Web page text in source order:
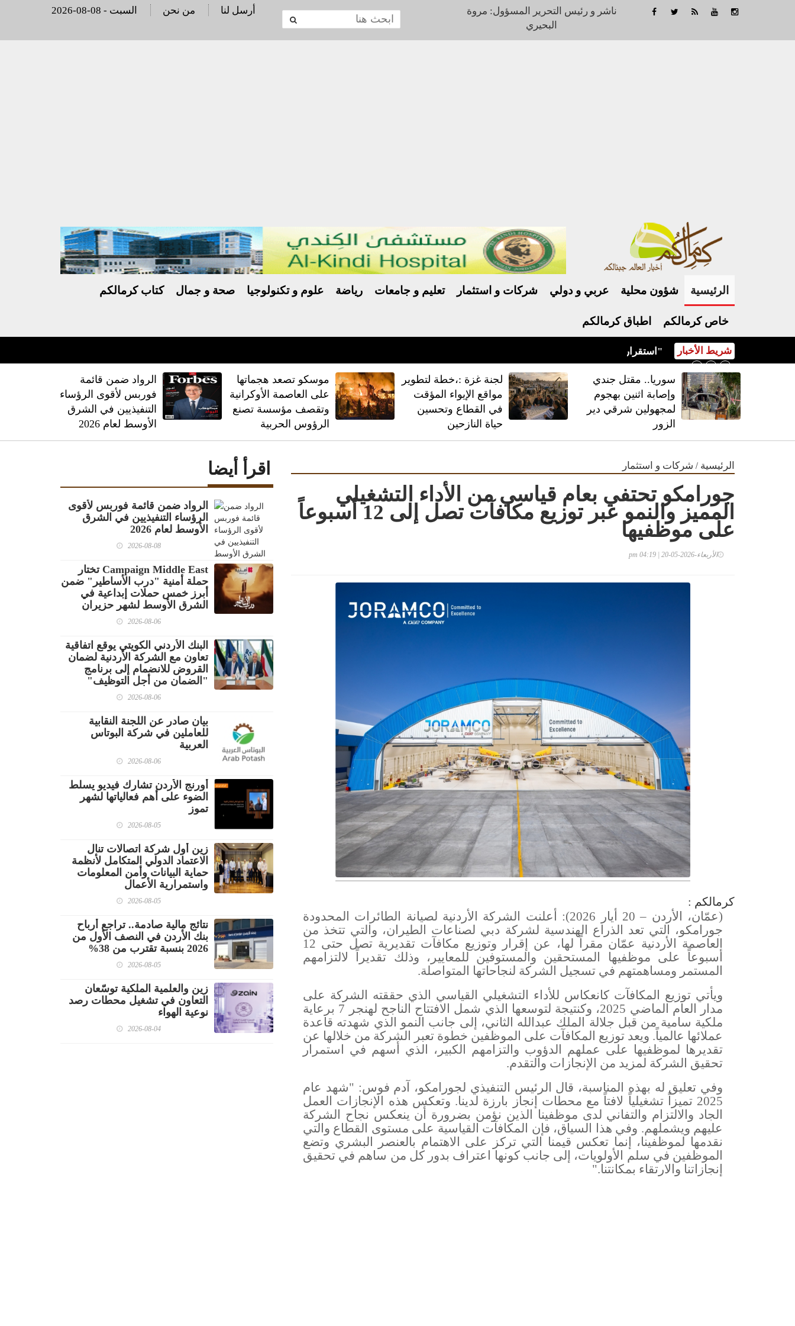
ناشر و رئيس التحرير المسؤول: مروة
البحيري
2026-08-08 - السبت من نحن أرسل لنا
الرئيسية شؤون محلية عربي و دولي شركات و استثمار تعليم و جامعات رياضة علوم و تكنولوجيا صحة و جمال كتاب كرمالكم
خاص كرمالكم اطباق كرمالكم
شريط الأخبار استقرار أسعار أصناف عديدة من الخضار مع ورود كميات وافرة إلى "السوق المركزي"
سوريا.. مقتل جندي
وإصابة اثنين بهجوم
لمجهولين شرقي دير
الزور
لجنة غزة :،خطة لتطوير
مواقع الإيواء المؤقت
في القطاع وتحسين
حياة النازحين
موسكو تصعد هجماتها
على العاصمة الأوكرانية
وتقصف مؤسسة تصنع
الرؤوس الحربية
الرواد ضمن قائمة
فوربس لأقوى الرؤساء
التنفيذيين في الشرق
الأوسط لعام 2026
الرئيسية / شركات و استثمار
جورامكو تحتفي بعام قياسي من الأداء التشغيلي
المميز والنمو عبر توزيع مكافآت تصل إلى 12 أسبوعاً
على موظفيها
الأربعاء-2026-05-20 | 04:19 pm
كرمالكم :
(عمّان، الأردن – 20 أيار 2026): أعلنت الشركة الأردنية لصيانة الطائرات المحدودة
جورامكو، التي تعد الذراع الهندسية لشركة دبي لصناعات الطيران، والتي تتخذ من
العاصمة الأردنية عمّان مقراً لها، عن إقرار وتوزيع مكافآت تقديرية تصل حتى 12
أسبوعاً على موظفيها المستحقين والمستوفين للمعايير، وذلك تقديراً لالتزامهم
المستمر ومساهمتهم في تسجيل الشركة لنجاحاتها المتواصلة.
ويأتي توزيع المكافآت كانعكاس للأداء التشغيلي القياسي الذي حققته الشركة على
مدار العام الماضي 2025، وكنتيجة لتوسعها الذي شمل الافتتاح الناجح لهنجر 7 برعاية
ملكية سامية من قبل جلالة الملك عبدالله الثاني، إلى جانب النمو الذي شهدته قاعدة
عملائها عالمياً. ويعد توزيع المكافآت على الموظفين خطوة تعبر الشركة من خلالها عن
تقديرها لموظفيها على عملهم الدؤوب والتزامهم الكبير، الذي أسهم في استمرار
تحقيق الشركة لمزيد من الإنجازات والتقدم.
وفي تعليق له بهذه المناسبة، قال الرئيس التنفيذي لجورامكو، آدم فوس: "شهد عام
2025 تميزاً تشغيلياً لافتاً مع محطات إنجاز بارزة لدينا. وتعكس هذه الإنجازات العمل
الجاد والالتزام والتفاني لدى موظفينا الذين نؤمن بضرورة أن ينعكس نجاح الشركة
عليهم ويشملهم. وفي هذا السياق، فإن المكافآت القياسية على مستوى القطاع والتي
نقدمها لموظفينا، إنما تعكس قيمنا التي تركز على الاهتمام بالعنصر البشري وتضع
الموظفين في سلم الأولويات، إلى جانب كونها اعتراف بدور كل من ساهم في تحقيق
إنجازاتنا والارتقاء بمكانتنا."
اقرأ أيضا
الرواد ضمن قائمة فوربس لأقوى
الرؤساء التنفيذيين في الشرق
الأوسط لعام 2026
2026-08-08
Campaign Middle East تختار
حملة أمنية "درب الأساطير" ضمن
أبرز خمس حملات إبداعية في
الشرق الأوسط لشهر حزيران
2026-08-06
البنك الأردني الكويتي يوقع اتفاقية
تعاون مع الشركة الأردنية لضمان
القروض للانضمام إلى برنامج
"الضمان من أجل التوظيف"
2026-08-06
بيان صادر عن اللجنة النقابية
للعاملين في شركة البوتاس
العربية
2026-08-06
أورنج الأردن تشارك فيديو يسلط
الضوء على أهم فعالياتها لشهر
تموز
2026-08-05
زين أول شركة اتصالات تنال
الاعتماد الدولي المتكامل لأنظمة
حماية البيانات وأمن المعلومات
واستمرارية الأعمال
2026-08-05
نتائج مالية صادمة.. تراجع أرباح
بنك الأردن في النصف الأول من
2026 بنسبة تقترب من 38%
2026-08-05
زين والعلمية الملكية توسّعان
التعاون في تشغيل محطات رصد
نوعية الهواء
2026-08-04